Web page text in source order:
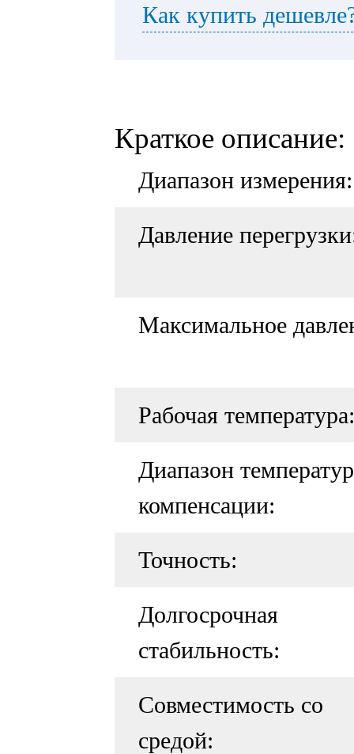
Как купить
Краткое описание:
Диапазон измерения:
Давление
Максимальное
Рабочая температура:
Диапазон
компенсации:
Точность:
Долгосрочная
стабильность:
Совместимость со
средой: